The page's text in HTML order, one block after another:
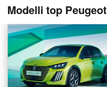
Modelli top Peugeot